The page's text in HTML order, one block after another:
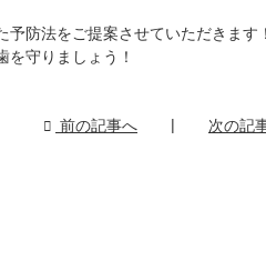
防法をご提案させていただきます！
を守りましょう！
前の記事へ 次の記